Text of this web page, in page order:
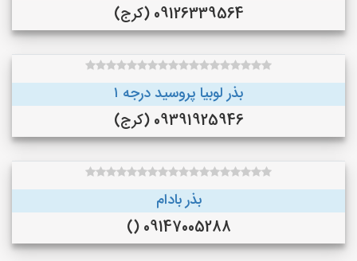
09126339564 (کرج)
بذر لوبیا پروسید درجه ۱
09391925946 (کرج)
بذر بادام
09147005288 ()